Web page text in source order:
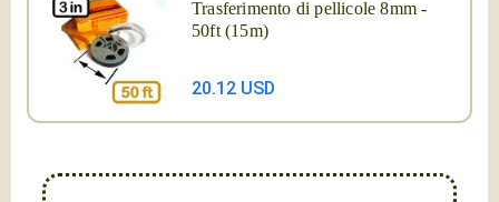
Trasferimento di pellicole 8mm -
50ft (15m)
20.12 USD